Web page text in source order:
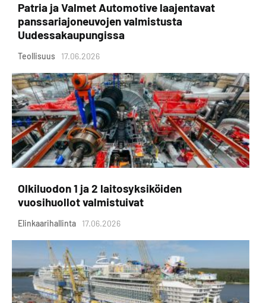
Patria ja Valmet Automotive laajentavat
panssariajoneuvojen valmistusta
Uudessakaupungissa
Teollisuus 17.06.2026
Olkiluodon 1 ja 2 laitosyksiköiden
vuosihuollot valmistuivat
Elinkaarihallinta 17.06.2026